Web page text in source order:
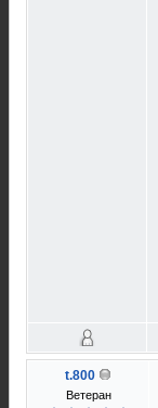
t.800
Ветеран